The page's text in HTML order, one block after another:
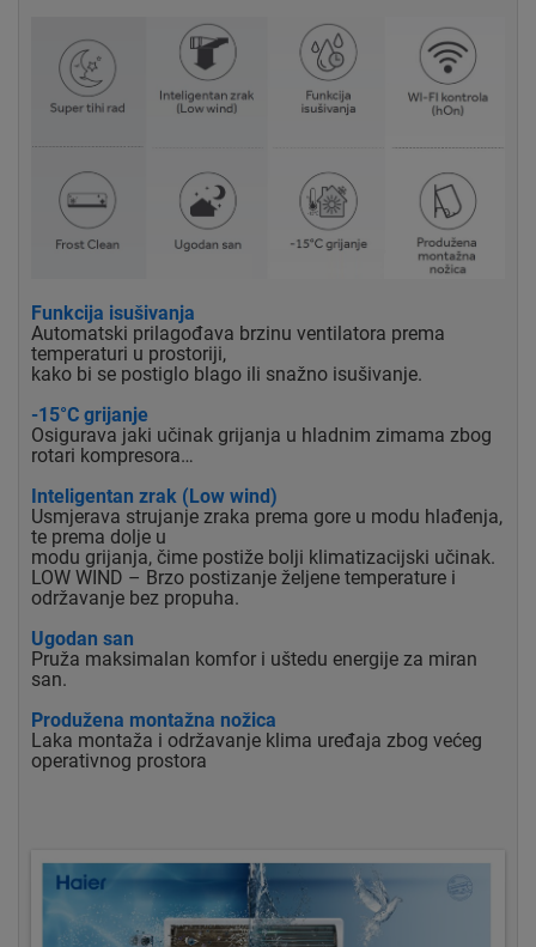
Funkcija isušivanja
Automatski prilagođava brzinu ventilatora prema
temperaturi u prostoriji,
kako bi se postiglo blago ili snažno isušivanje.
-15°C grijanje
Osigurava jaki učinak grijanja u hladnim zimama zbog
rotari kompresora…
Inteligentan zrak (Low wind)
Usmjerava strujanje zraka prema gore u modu hlađenja,
te prema dolje u
modu grijanja, čime postiže bolji klimatizacijski učinak.
LOW WIND – Brzo postizanje željene temperature i
održavanje bez propuha.
Ugodan san
Pruža maksimalan komfor i uštedu energije za miran
san.
Produžena montažna nožica
Laka montaža i održavanje klima uređaja zbog većeg
operativnog prostora